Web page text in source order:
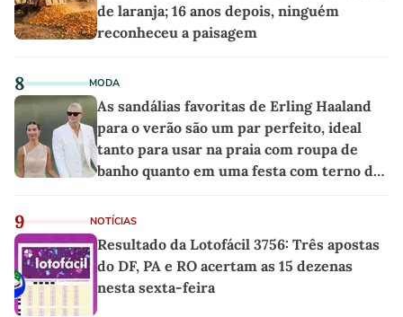
de laranja; 16 anos depois, ninguém
reconheceu a paisagem
8 MODA
As sandálias favoritas de Erling Haaland
para o verão são um par perfeito, ideal
tanto para usar na praia com roupa de
banho quanto em uma festa com terno de
9 NOTÍCIAS
Resultado da Lotofácil 3756: Três apostas
do DF, PA e RO acertam as 15 dezenas
nesta sexta-feira